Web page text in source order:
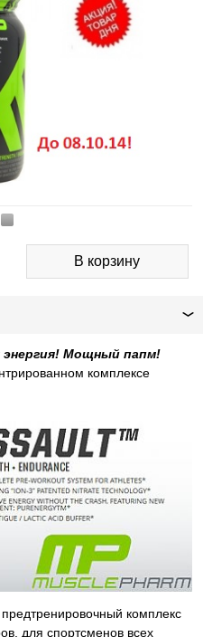
Мощный папм!
комплексе
комплекс
для спортсменов всех